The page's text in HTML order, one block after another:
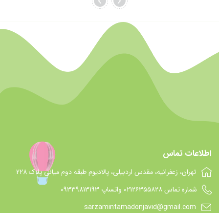
اطلاعات تماس
تهران، زعفرانیه، مقدس اردبیلی، پالادیوم طبقه دوم میانی پلاک 228
شماره تماس 021۲۶۳۵۵۸۲۸ واتساپ 09339813193
sarzamintamadonjavid@gmail.com